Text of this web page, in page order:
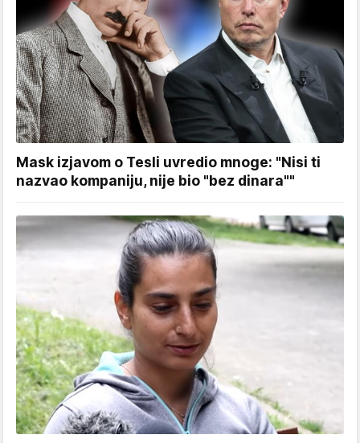
Mask izjavom o Tesli uvredio mnoge: "Nisi ti
nazvao kompaniju, nije bio "bez dinara""